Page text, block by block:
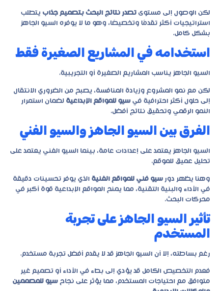
لكن الوصول إلى مستوى تصدر نتائج البحث بتصميم جذاب يتطلب
استراتيجيات أكثر تقدمًا وتخصيصًا، وهو ما لا يوفره السيو الجاهز
بشكل كامل.
استخدامه في المشاريع الصغيرة فقط
السيو الجاهز يناسب المشاريع الصغيرة أو التجريبية.
لكن مع نمو المشروع وزيادة المنافسة، يصبح من الضروري الانتقال
إلى حلول أكثر احترافية في سيو للمواقع الإبداعية لضمان استمرار
النمو الرقمي وتحقيق نتائج أفضل.
الفرق بين السيو الجاهز والسيو الفني
السيو الجاهز يعتمد على إعدادات عامة، بينما السيو الفني يعتمد على
تحليل عميق للموقع.
وهنا يظهر دور سيو فني للمواقع الفنية الذي يوفر تحسينات دقيقة
في الأداء والبنية التقنية، مما يمنح المواقع الإبداعية قوة أكبر في
محركات البحث.
تأثير السيو الجاهز على تجربة
المستخدم
رغم بساطته، إلا أن السيو الجاهز قد لا يقدم أفضل تجربة مستخدم.
فعدم التخصيص الكامل قد يؤدي إلى بطء في الأداء أو تصميم غير
متوافق مع احتياجات المستخدم، مما يؤثر على نجاح سيو للمصممين